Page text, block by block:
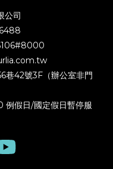
公司
巷42號3F（辦公室非門
假日/國定假日暫停服